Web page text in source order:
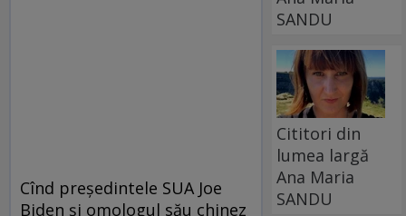
Cînd președintele SUA Joe
Biden și omologul său chinez
SANDU
Cititori din
lumea largă
Ana Maria
SANDU